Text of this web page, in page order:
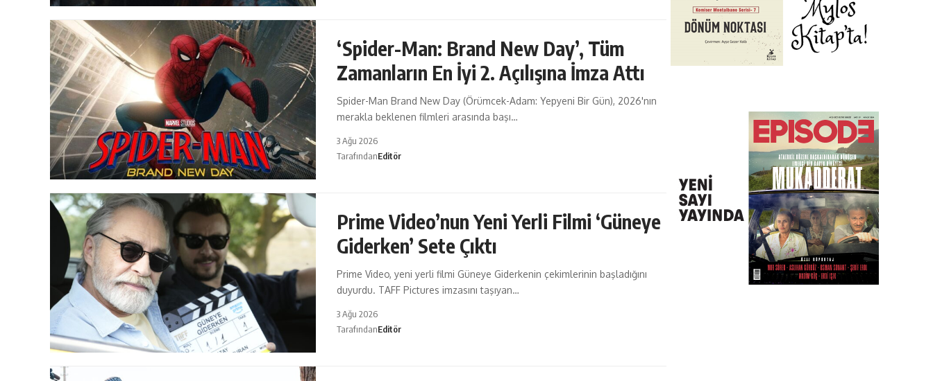
‘Spider-Man: Brand New Day’, Tüm
Zamanların En İyi 2. Açılışına İmza Attı
Spider-Man Brand New Day (Örümcek-Adam: Yepyeni Bir Gün), 2026'nın
merakla beklenen filmleri arasında başı…
3 Ağu 2026
TarafındanEditör
Prime Video’nun Yeni Yerli Filmi ‘Güneye
Giderken’ Sete Çıktı
Prime Video, yeni yerli filmi Güneye Giderkenin çekimlerinin başladığını
duyurdu. TAFF Pictures imzasını taşıyan…
3 Ağu 2026
TarafındanEditör